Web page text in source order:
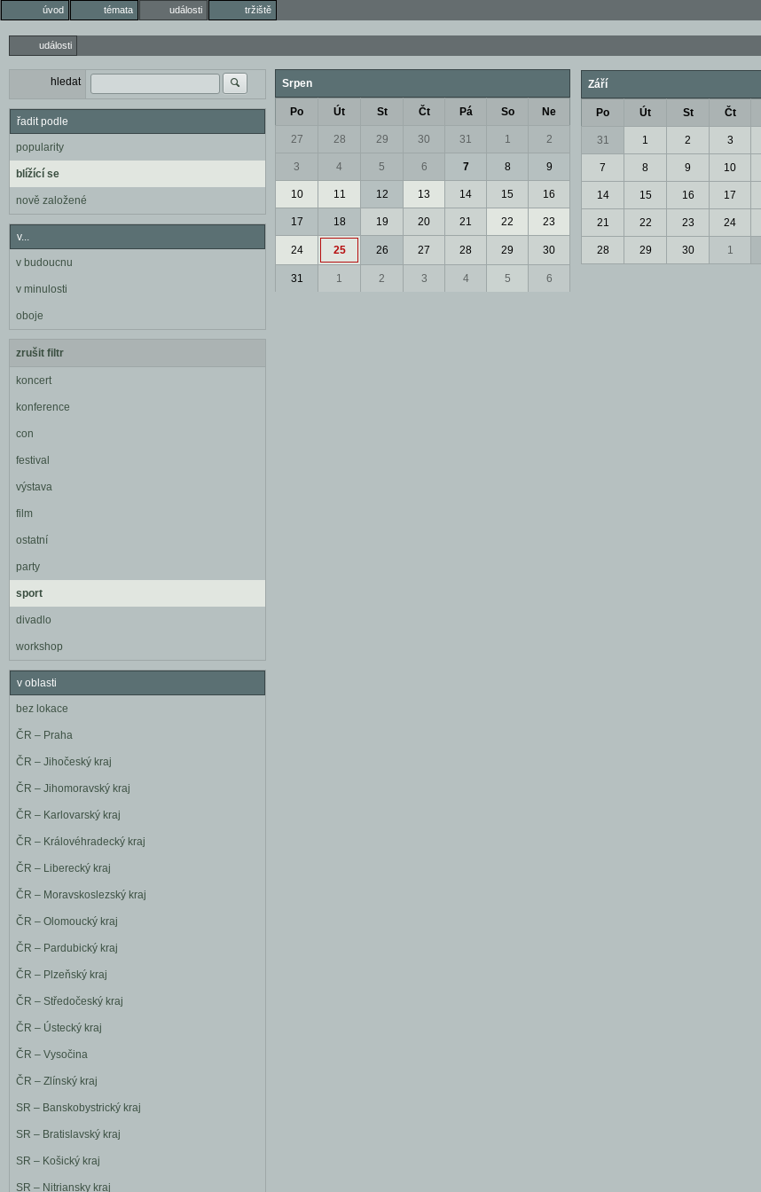
úvod témata události tržiště
události
hledat
řadit podle
popularity
blížící se
nově založené
v...
v budoucnu
v minulosti
oboje
zrušit filtr
koncert
konference
con
festival
výstava
film
ostatní
party
sport
divadlo
workshop
v oblasti
bez lokace
ČR – Praha
ČR – Jihočeský kraj
ČR – Jihomoravský kraj
ČR – Karlovarský kraj
ČR – Královéhradecký kraj
ČR – Liberecký kraj
ČR – Moravskoslezský kraj
ČR – Olomoucký kraj
ČR – Pardubický kraj
ČR – Plzeňský kraj
ČR – Středočeský kraj
ČR – Ústecký kraj
ČR – Vysočina
ČR – Zlínský kraj
SR – Banskobystrický kraj
SR – Bratislavský kraj
SR – Košický kraj
SR – Nitriansky kraj
Srpen
Po Út St Čt Pá So Ne
27 28 29 30 31 1 2
3 4 5 6 7 8 9
10 11 12 13 14 15 16
17 18 19 20 21 22 23
24 25 26 27 28 29 30
31 1 2 3 4 5 6
Září
Po Út St Čt
31 1 2 3
7 8 9 10
14 15 16 17
21 22 23 24
28 29 30 1